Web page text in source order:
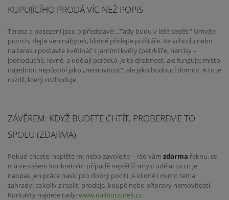
KUPUJÍCÍHO PRODÁ VÍC NEŽ POPIS
Terasa a posezení jsou o představě: „Tady budu v létě sedět.“ Umyjte
povrch, dejte ven nábytek, klidně přidejte polštáře. Ke vchodu nebo
na terasu postavte květináč s jarními květy (petrklíče, narcisy –
jednoduché, levné, a udělají parádu). Je to drobnost, ale funguje: místo
najednou nepůsobí jako „nemovitost“, ale jako budoucí domov. A to je
rozdíl, který rozhoduje.
ZÁVĚREM: KDYŽ BUDETE CHTÍT, PROBEREME TO
SPOLU (ZDARMA)
Pokud chcete, napište mi nebo zavolejte – rád vám zdarma řeknu, co
má ve vašem konkrétním případě největší smysl udělat (a co je
naopak jen práce navíc pro dobrý pocit). A klidně i mimo téma
zahrady: cokoliv z realit, prodeje, koupě nebo přípravy nemovitosti.
Kontakty najdete tady:www.daliborzurek.cz.